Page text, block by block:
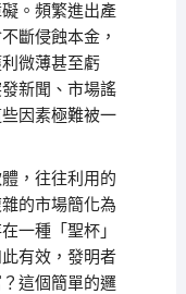
。頻繁進出產
斷侵蝕本金，
微薄甚至虧
新聞、市場謠
因素極難被一
，往往利用的
的市場簡化為
一種「聖杯」
有效，發明者
這個簡單的邏